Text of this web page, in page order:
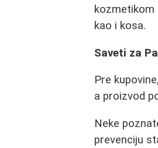
kozmetikom
kao i kosa.
Saveti za
Pre
a proizvod
Neke
prevenciju